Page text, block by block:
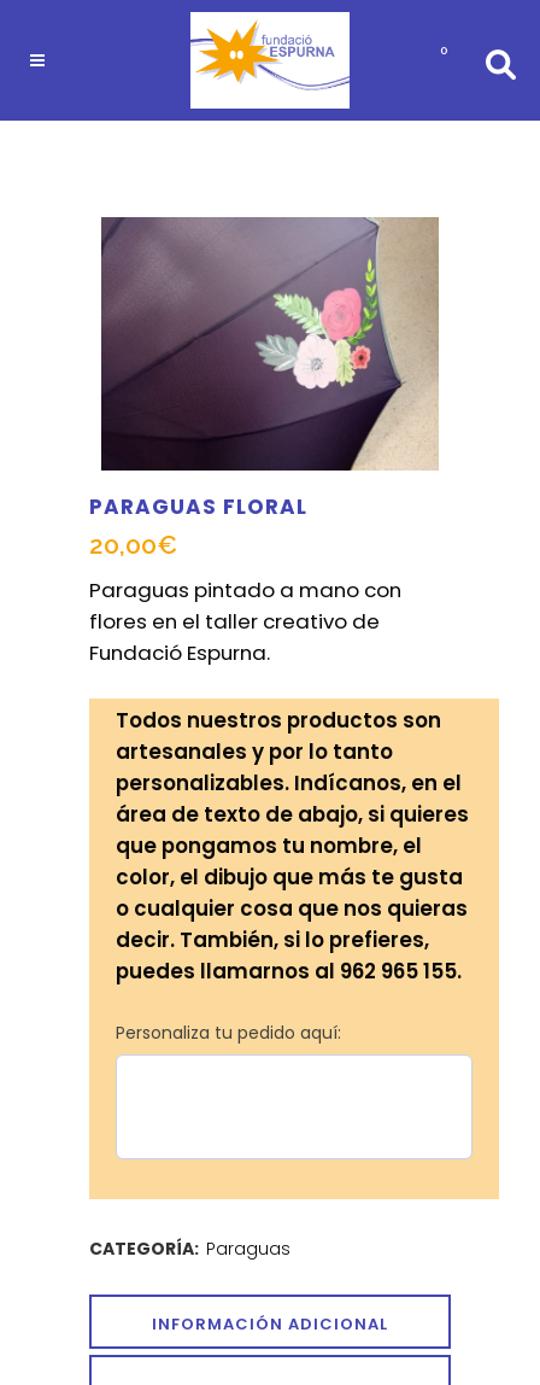
0
PARAGUAS FLORAL
20,00€
Paraguas pintado a mano con
flores en el taller creativo de
Fundació Espurna.
Todos nuestros productos son
artesanales y por lo tanto
personalizables. Indícanos, en el
área de texto de abajo, si quieres
que pongamos tu nombre, el
color, el dibujo que más te gusta
o cualquier cosa que nos quieras
decir. También, si lo prefieres,
puedes llamarnos al 962 965 155.
Personaliza tu pedido aquí:
CATEGORÍA: Paraguas
INFORMACIÓN ADICIONAL